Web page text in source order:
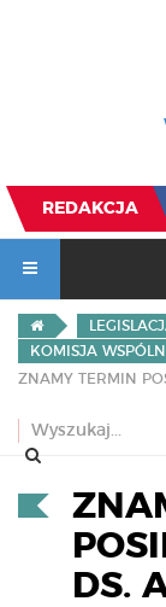
REDAKCJA
KOMISJA
DS.